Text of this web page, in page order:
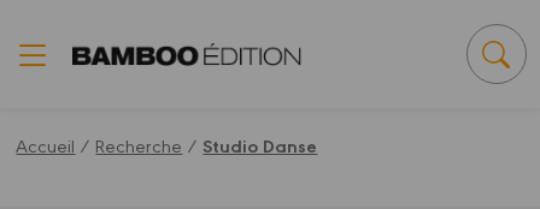
Accueil / Recherche /Studio Danse